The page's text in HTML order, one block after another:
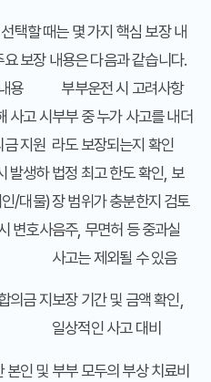
택할 때는 몇 가지 핵심 보장 내
보장 내용은 다음과 같습니다.
용
부부운전 시 고려사항
사고 시
지원
부부 중 누가 사고를 내더
라도 보장되는지 확인
발생하
/대물)
법정 최고 한도 확인, 보
장 범위가 충분한지 검토
변호사음주, 무면허 등 중과실
사고는 제외될 수 있음
의금 지 보장 기간 및 금액 확인,
일상적인 사고 대비
본인 및 부부 모두의 부상 치료비